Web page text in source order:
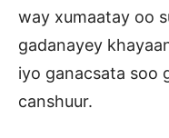
way xumaatay oo
gadanayey
iyo ganacsata soo
canshuur.